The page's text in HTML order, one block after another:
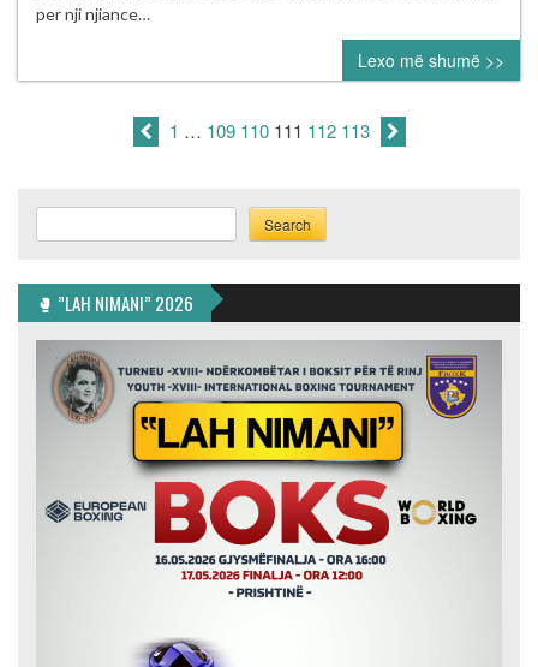
ne
Drenas
07.05.2016.
per nji njiance…
Lexo më shumë >>
1 … 109 110 111 112 113
Search Search
🥊 ”LAH NIMANI” 2026